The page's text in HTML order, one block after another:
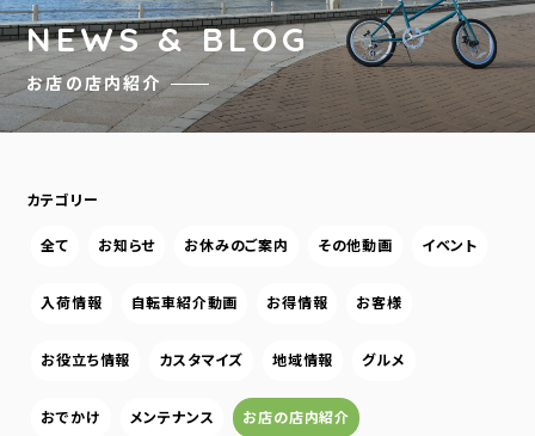
NEWS & BLOG
お店の店内紹介
カテゴリー
全て お知らせ お休みのご案内 その他動画 イベント
入荷情報 自転車紹介動画 お得情報 お客様
お役立ち情報 カスタマイズ 地域情報 グルメ
おでかけ メンテナンス お店の店内紹介